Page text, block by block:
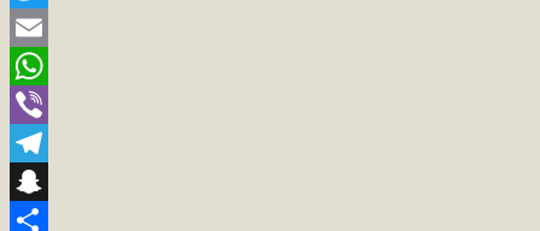
Twitter
Email
WhatsApp
Viber
Telegram
Snapchat